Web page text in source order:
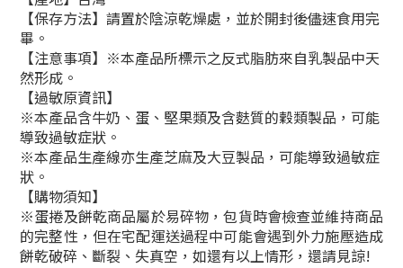
【保存方法】請置於陰涼乾燥處，並於開封後儘速食用完
畢。
【注意事項】※本產品所標示之反式脂肪來自乳製品中天
然形成。
【過敏原資訊】
※本產品含牛奶、蛋、堅果類及含麩質的穀類製品，可能
導致過敏症狀。
※本產品生產線亦生產芝麻及大豆製品，可能導致過敏症
狀。
【購物須知】
※蛋捲及餅乾商品屬於易碎物，包貨時會檢查並維持商品
的完整性，但在宅配運送過程中可能會遇到外力施壓造成
餅乾破碎、斷裂、失真空，如還有以上情形，還請見諒!